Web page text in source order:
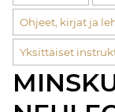
Ohjeet, kirjat ja
Yksittäiset